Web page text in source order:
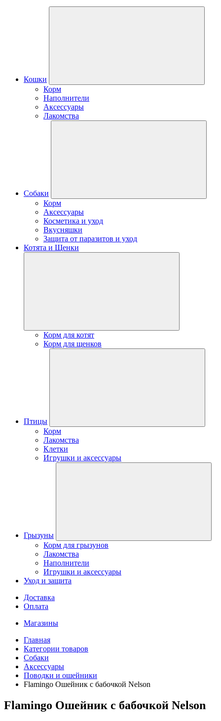
Кошки
Корм
Наполнители
Аксессуары
Лакомства
Собаки
Корм
Аксессуары
Косметика и уход
Вкусняшки
Защита от паразитов и уход
Котята и Щенки
Корм для котят
Корм для щенков
Птицы
Корм
Лакомства
Клетки
Игрушки и аксессуары
Грызуны
Корм для грызунов
Лакомства
Наполнители
Игрушки и аксессуары
Уход и защита
Доставка
Оплата
Магазины
Главная
Категории товаров
Собаки
Аксессуары
Поводки и ошейники
Flamingo Ошейник с бабочкой Nelson
Flamingo Ошейник с бабочкой Nelson